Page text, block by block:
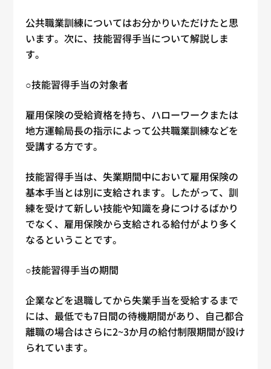
公共職業訓練についてはお分かりいただけたと思
います。次に、技能習得手当について解説しま
す。
○技能習得手当の対象者
雇用保険の受給資格を持ち、ハローワークまたは
地方運輸局長の指示によって公共職業訓練などを
受講する方です。
技能習得手当は、失業期間中において雇用保険の
基本手当とは別に支給されます。したがって、訓
練を受けて新しい技能や知識を身につけるばかり
でなく、雇用保険から支給される給付がより多く
なるということです。
○技能習得手当の期間
企業などを退職してから失業手当を受給するまで
には、最低でも7日間の待機期間があり、自己都合
離職の場合はさらに2~3か月の給付制限期間が設け
られています。